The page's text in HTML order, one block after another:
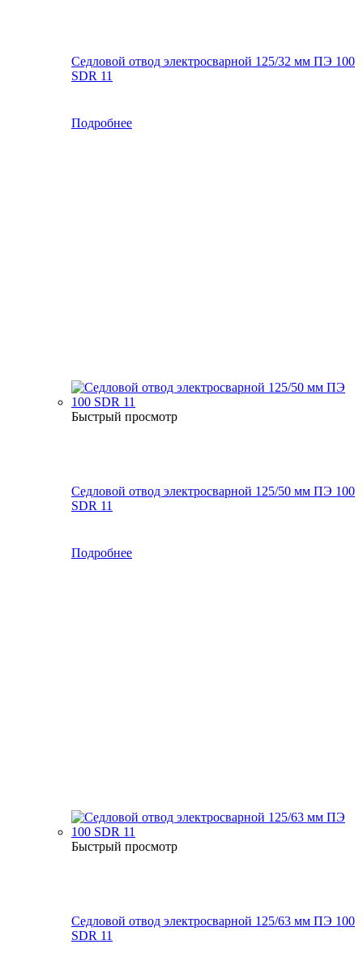
Седловой отвод электросварной 125/32 мм ПЭ 100
SDR 11
Подробнее
Быстрый просмотр
Седловой отвод электросварной 125/50 мм ПЭ 100
SDR 11
Подробнее
Быстрый просмотр
Седловой отвод электросварной 125/63 мм ПЭ 100
SDR 11